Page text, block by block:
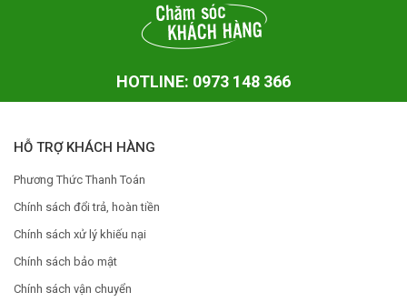
HOTLINE: 0973 148 366
HỖ TRỢ KHÁCH HÀNG
Phương Thức Thanh Toán
Chính sách đổi trả, hoàn tiền
Chính sách xử lý khiếu nại
Chính sách bảo mật
Chính sách vận chuyển